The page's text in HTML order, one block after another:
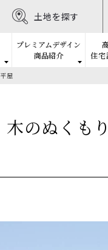
土地を探す
プレミアムデザイン
商品紹介
住宅
屋
木のぬくも